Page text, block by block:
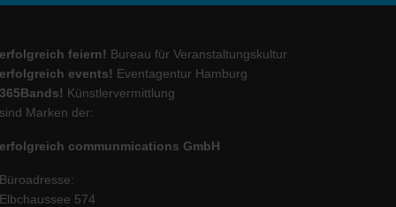
erfolgreich feiern! Bureau für Veranstaltungskultur
erfolgreich events! Eventagentur Hamburg
365Bands! Künstlervermittlung
sind Marken der:
erfolgreich communmications GmbH
Büroadresse:
Elbchaussee 574